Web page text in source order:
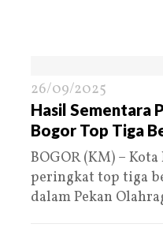
26/09/2025
Hasil Sementara
Bogor Top Tiga
BOGOR (KM) –
peringkat top tiga
dalam Pekan